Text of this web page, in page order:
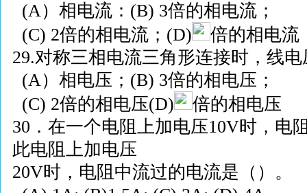
(A）相电流： (B) 3倍的相电流；
(C) 2倍的相电流； (D)
倍的相电流
29.对称三相电流三角形连接时，线
(A）相电压； (B) 3倍的相电压；
(C) 2倍的相电压(D)
倍的相电压
30 ．在一个电阻上加电压10V时，电
此电阻上加电压
20V时，电阻中流过的电流是（）。